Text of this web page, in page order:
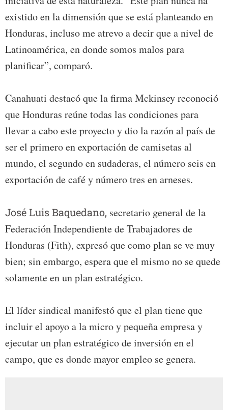
existido en la dimensión que se está planteando en
Honduras, incluso me atrevo a decir que a nivel de
Latinoamérica, en donde somos malos para
planificar”, comparó.
Canahuati destacó que la firma Mckinsey reconoció
que Honduras reúne todas las condiciones para
llevar a cabo este proyecto y dio la razón al país de
ser el primero en exportación de camisetas al
mundo, el segundo en sudaderas, el número seis en
exportación de café y número tres en arneses.
José Luis Baquedano, secretario general de la
Federación Independiente de Trabajadores de
Honduras (Fith), expresó que como plan se ve muy
bien; sin embargo, espera que el mismo no se quede
solamente en un plan estratégico.
El líder sindical manifestó que el plan tiene que
incluir el apoyo a la micro y pequeña empresa y
ejecutar un plan estratégico de inversión en el
campo, que es donde mayor empleo se genera.